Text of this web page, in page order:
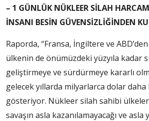
– 1 GÜNLÜK NÜKLEER SİLAH
İNSANI BESİN GÜVENSİZLİĞİNDEN
Raporda, “Fransa, İngiltere ve
ülkenin de önümüzdeki yüzyıla kadar
geliştirmeye ve sürdürmeye kararlı
gelecek yıllarda milyarlarca dolar daha
gösteriyor. Nükleer silah sahibi
savaşın asla kazanılamayacağı ve asla